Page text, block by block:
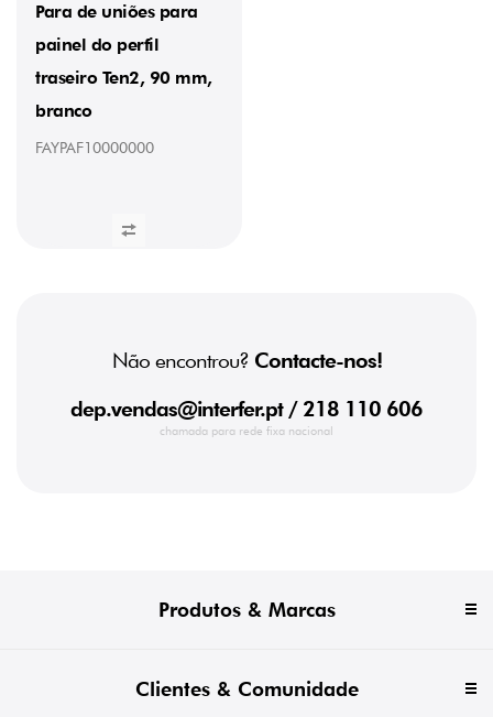
Para de uniões para
painel do perfil
traseiro Ten2, 90 mm,
branco
FAYPAF10000000
Não encontrou? Contacte-nos!
dep.vendas@interfer.pt/ 218 110 606
chamada para rede fixa nacional
Produtos & Marcas
Clientes & Comunidade